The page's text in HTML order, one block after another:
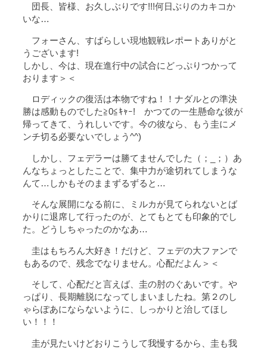
団長、皆様、お久しぶりです!!!何日ぶりのカキコか
いな…
フォーさん、すばらしい現地観戦レポートありがと
うございます!
しかし、今は、現在進行中の試合にどっぷりつかって
おります＞＜
ロディックの復活は本物ですね！！ナダルとの準決
勝は感動ものでした≧0≦ｷｬｰ! かつての一生懸命な彼が
帰ってきて、うれしいです。今の彼なら、もう圭にメ
ンチ切る必要ないでしょう^^)
しかし、フェデラーは勝てませんでした（；_；）あ
んなちょっとしたことで、集中力が途切れてしまうな
んて…しかもそのままずるずると…
そんな展開になる前に、ミルカが見てられないとば
かりに退席して行ったのが、とてもとても印象的でし
た。どうしちゃったのかなあ…
圭はもちろん大好き！だけど、フェデの大ファンで
もあるので、残念でなりません。心配だよん＞＜
そして、心配だと言えば、圭の肘のぐあいです。や
っぱり、長期離脱になってしまいましたね。第２のし
ゃらぽあにならないように、しっかりと治してほし
い！！！
圭が見たいけどおりこうして我慢するから、圭も我